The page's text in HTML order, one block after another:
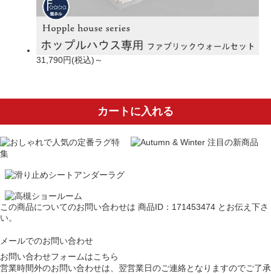
31,790円(税込)～
カートに入れる
この商品についてのお問い合わせは 商品ID：171453474 とお伝え下さ
い。
メールでのお問い合わせ
お問い合わせフォームはこちら
営業時間外のお問い合わせは、翌営業日のご連絡となりますのでご了承